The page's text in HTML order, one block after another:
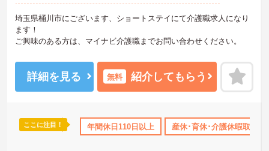
無資格OK 年間休日110日以上 研修制度あり ボーナス・
埼玉県桶川市にございます、ショートステイにて介護職求人になり
ます！
ご興味のある方は、マイナビ介護職までお問い合わせください。
詳細を見る 無料 紹介してもらう
ここに注目！ 年間休日110日以上 産休･育休･介護休暇取得実